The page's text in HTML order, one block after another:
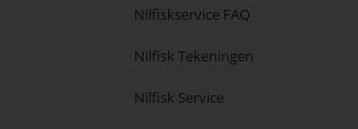
Nilfiskservice FAQ
Nilfisk Tekeningen
Nilfisk Service